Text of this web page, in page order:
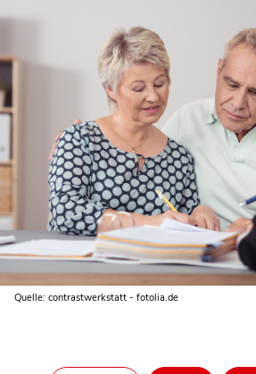
Quelle: contrastwerkstatt - fotolia.de